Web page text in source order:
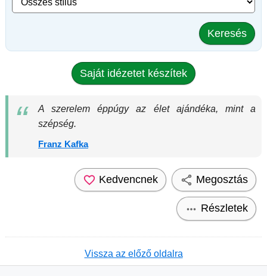
Keresés
Saját idézetet készítek
A szerelem éppúgy az élet ajándéka, mint a
szépség.
Franz Kafka
Kedvencnek Megosztás
Részletek
Vissza az előző oldalra